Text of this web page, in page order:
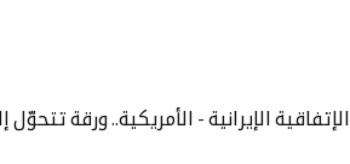
الإتفاقية الإيرانية - الأمريكية.. ورقة